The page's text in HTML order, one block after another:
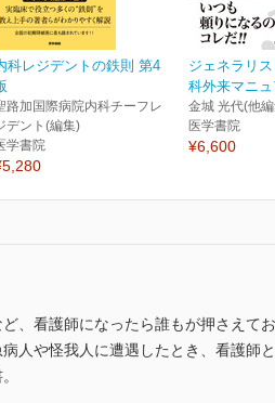
科レジデントの鉄則 第4
路加国際病院内科チーフレ
デント(編集)
学書院
ジェネラリ
科外来マニ
金城 光代(他
医学書院
¥6,600
、看護師になったら誰もが押さえて
人や怪我人に遭遇したとき、看護